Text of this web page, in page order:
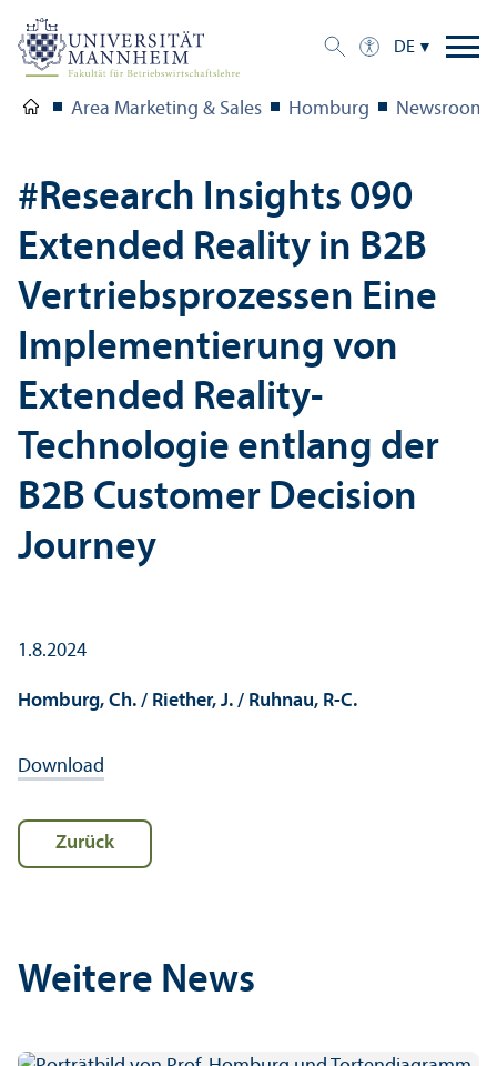
DE
Area Marketing & Sales Homburg Newsroom
#Research Insights 090
Extended Reality in B2B
Vertriebsprozessen Eine
Implementierung von
Extended Reality-
Technologie entlang der
B2B Customer Decision
Journey
1.8.2024
Homburg, Ch. / Riether, J. / Ruhnau, R-C.
Download
Zurück
Weitere News